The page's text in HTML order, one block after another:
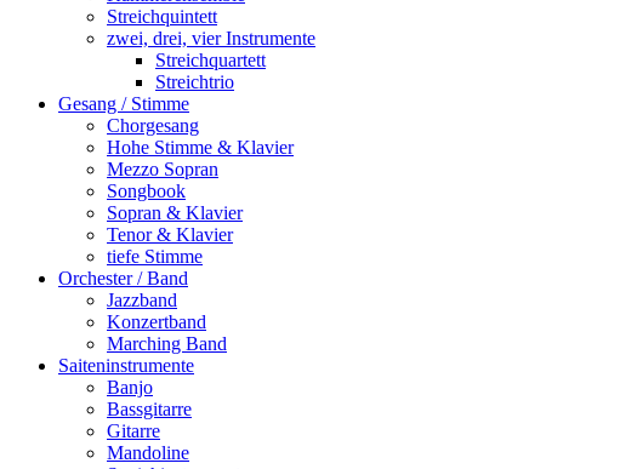
Streichquintett
zwei, drei, vier Instrumente
Streichquartett
Streichtrio
Gesang / Stimme
Chorgesang
Hohe Stimme & Klavier
Mezzo Sopran
Songbook
Sopran & Klavier
Tenor & Klavier
tiefe Stimme
Orchester / Band
Jazzband
Konzertband
Marching Band
Saiteninstrumente
Banjo
Bassgitarre
Gitarre
Mandoline